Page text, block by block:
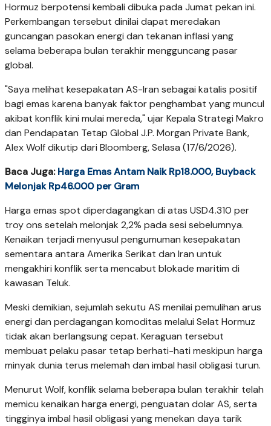
Hormuz berpotensi kembali dibuka pada Jumat pekan ini.
Perkembangan tersebut dinilai dapat meredakan
guncangan pasokan energi dan tekanan inflasi yang
selama beberapa bulan terakhir mengguncang pasar
global.
"Saya melihat kesepakatan AS-Iran sebagai katalis positif
bagi emas karena banyak faktor penghambat yang muncul
akibat konflik kini mulai mereda," ujar Kepala Strategi Makro
dan Pendapatan Tetap Global J.P. Morgan Private Bank,
Alex Wolf dikutip dari Bloomberg, Selasa (17/6/2026).
Baca Juga:Harga Emas Antam Naik Rp18.000, Buyback
Melonjak Rp46.000 per Gram
Harga emas spot diperdagangkan di atas USD4.310 per
troy ons setelah melonjak 2,2% pada sesi sebelumnya.
Kenaikan terjadi menyusul pengumuman kesepakatan
sementara antara Amerika Serikat dan Iran untuk
mengakhiri konflik serta mencabut blokade maritim di
kawasan Teluk.
Meski demikian, sejumlah sekutu AS menilai pemulihan arus
energi dan perdagangan komoditas melalui Selat Hormuz
tidak akan berlangsung cepat. Keraguan tersebut
membuat pelaku pasar tetap berhati-hati meskipun harga
minyak dunia terus melemah dan imbal hasil obligasi turun.
Menurut Wolf, konflik selama beberapa bulan terakhir telah
memicu kenaikan harga energi, penguatan dolar AS, serta
tingginya imbal hasil obligasi yang menekan daya tarik